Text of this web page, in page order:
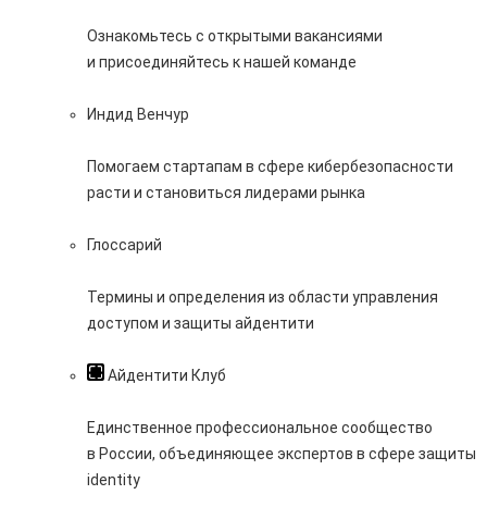
Ознакомьтесь с открытыми вакансиями
и присоединяйтесь к нашей команде
Индид Венчур
Помогаем стартапам в сфере кибербезопасности
расти и становиться лидерами рынка
Глоссарий
Термины и определения из области управления
доступом и защиты айдентити
Айдентити Клуб
Единственное профессиональное сообщество
в России, объединяющее экспертов в сфере защиты
identity